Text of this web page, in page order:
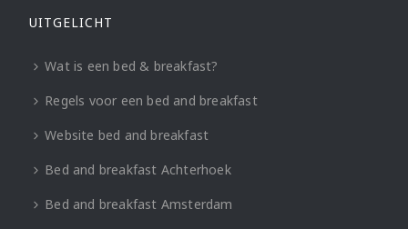
UITGELICHT
Wat is een bed & breakfast?
Regels voor een bed and breakfast
Website bed and breakfast
Bed and breakfast Achterhoek
Bed and breakfast Amsterdam